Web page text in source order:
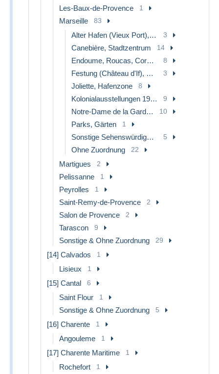
Les-Baux-de-Provence 1
Marseille 83
Alter Hafen (Vieux Port), Saint-Victor, Le Panier 3
Canebière, Stadtzentrum 14
Endoume, Roucas, Corniche, Strände 8
Festung (Château d'If), Frioul, Inseln... 3
Joliette, Hafenzone 8
Kolonialausstellungen 1906 - 1922 9
Notre-Dame de la Garde, Aufzug und Marienfigur 10
Parks, Gärten 1
Sonstige Sehenswürdigkeiten 5
Ohne Zuordnung 22
Martigues 2
Pelissanne 1
Peyrolles 1
Saint-Remy-de-Provence 2
Salon de Provence 2
Tarascon 9
Sonstige & Ohne Zuordnung 29
[14] Calvados 1
Lisieux 1
[15] Cantal 6
Saint Flour 1
Sonstige & Ohne Zuordnung 5
[16] Charente 1
Angouleme 1
[17] Charente Maritime 1
Rochefort 1